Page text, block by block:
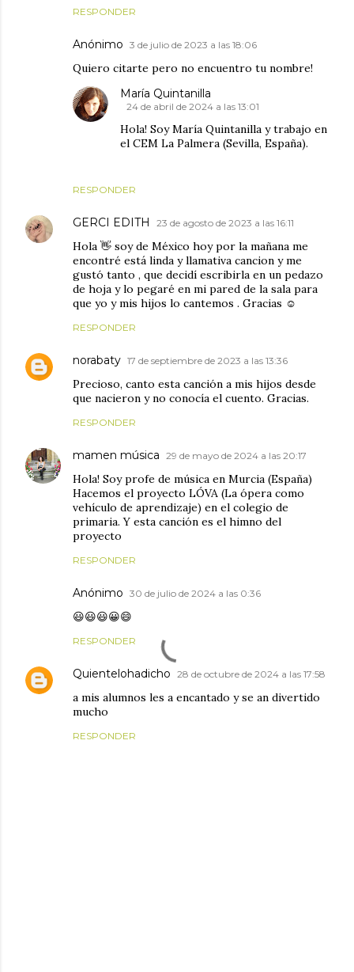
RESPONDER
Anónimo 3 de julio de 2023 a las 18:06
Quiero citarte pero no encuentro tu nombre!
RESPONDER
María Quintanilla
24 de abril de 2024 a las 13:01
Hola! Soy María Quintanilla y trabajo en
el CEM La Palmera (Sevilla, España).
GERCI EDITH 23 de agosto de 2023 a las 16:11
Hola 👋 soy de México hoy por la mañana me
encontré está linda y llamativa cancion y me
gustó tanto , que decidí escribirla en un pedazo
de hoja y lo pegaré en mi pared de la sala para
que yo y mis hijos lo cantemos . Gracias ☺️
RESPONDER
norabaty 17 de septiembre de 2023 a las 13:36
Precioso, canto esta canción a mis hijos desde
que nacieron y no conocía el cuento. Gracias.
RESPONDER
mamen música 29 de mayo de 2024 a las 20:17
Hola! Soy profe de música en Murcia (España)
Hacemos el proyecto LÓVA (La ópera como
vehículo de aprendizaje) en el colegio de
primaria. Y esta canción es el himno del
proyecto
RESPONDER
Anónimo 30 de julio de 2024 a las 0:36
😃😃😃😀😄
RESPONDER
Quientelohadicho 28 de octubre de 2024 a las 17:58
a mis alumnos les a encantado y se an divertido
mucho
RESPONDER